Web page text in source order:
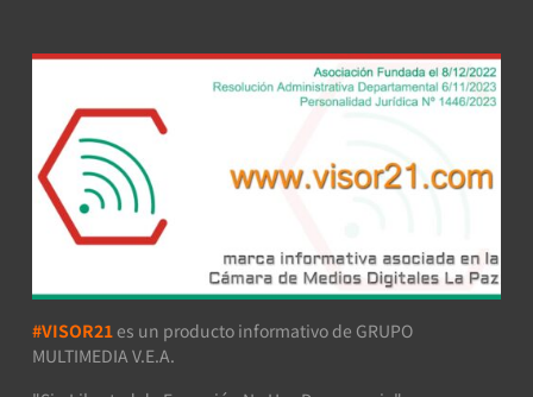
#VISOR21 es un producto informativo de GRUPO
MULTIMEDIA V.E.A.